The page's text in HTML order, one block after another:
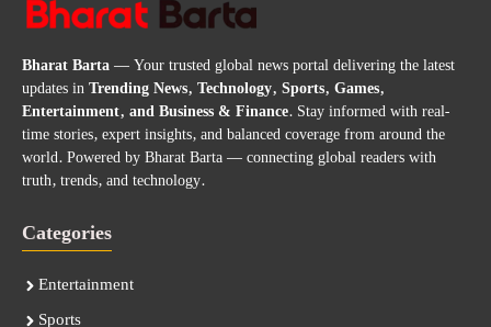
Bharat Barta— Your trusted global news portal delivering the latest
updates inTrending News, Technology, Sports, Games,
Entertainment, and Business & Finance. Stay informed with real-
time stories, expert insights, and balanced coverage from around the
world. Powered by Bharat Barta — connecting global readers with
truth, trends, and technology.
Categories
Entertainment
Sports